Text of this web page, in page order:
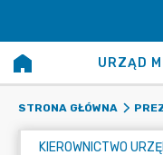
URZĄD
STRONA GŁÓWNA
KIEROWNICTWO